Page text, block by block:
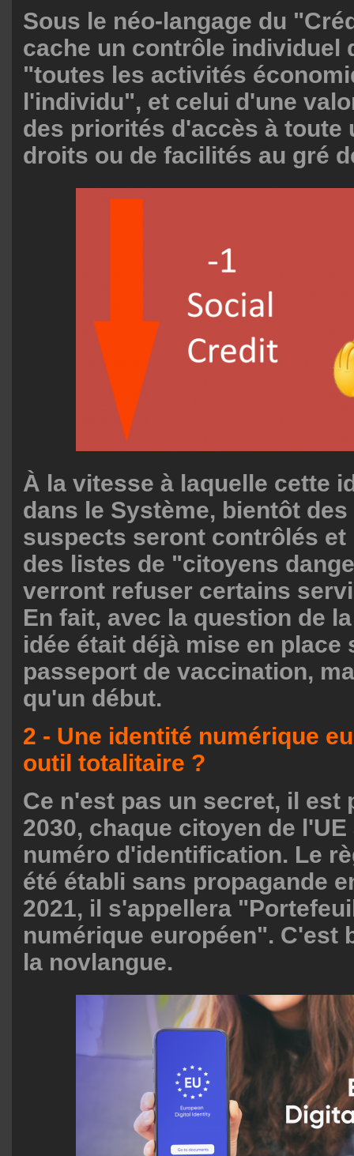
Sous le néo-langage du
cache un contrôle individuel
"toutes les activités
l'individu", et celui d'une
des priorités d'accès à toute
droits ou de facilités au gré
À la vitesse à laquelle cette
dans le Système, bientôt
suspects seront contrôlés et
des listes de "citoyens
verront refuser certains
En fait, avec la question de
idée était déjà mise en place
passeport de vaccination,
qu'un début.
2 - Une identité numérique
outil totalitaire ?
Ce n'est pas un secret, il est
2030, chaque citoyen de l'UE
numéro d'identification. Le
été établi sans propagande
2021, il s'appellera
numérique européen". C'est
la novlangue.